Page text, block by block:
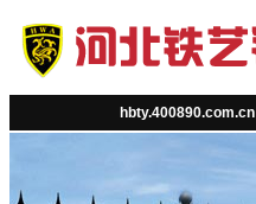
hbty.400890.com.cn